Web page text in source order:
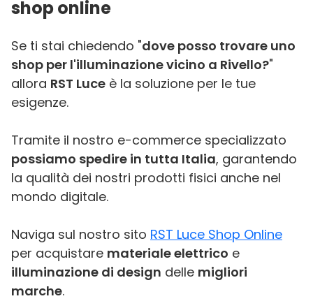
shop online
Se ti stai chiedendo "dove posso trovare uno
shop per l'illuminazione vicino a Rivello?"
allora RST Luce è la soluzione per le tue
esigenze.
Tramite il nostro e-commerce specializzato
possiamo spedire in tutta Italia, garantendo
la qualità dei nostri prodotti fisici anche nel
mondo digitale.
Naviga sul nostro sito RST Luce Shop Online
per acquistare materiale elettrico e
illuminazione di design delle migliori
marche.